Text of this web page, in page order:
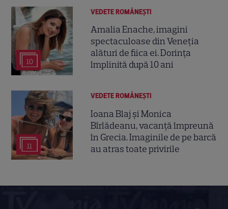
10
VEDETE ROMÂNEŞTI
Amalia Enache, imagini
spectaculoase din Veneția
alături de fiica ei. Dorința
împlinită după 10 ani
11
VEDETE ROMÂNEŞTI
Ioana Blaj și Monica
Bîrlădeanu, vacanță împreună
în Grecia. Imaginile de pe barcă
au atras toate privirile